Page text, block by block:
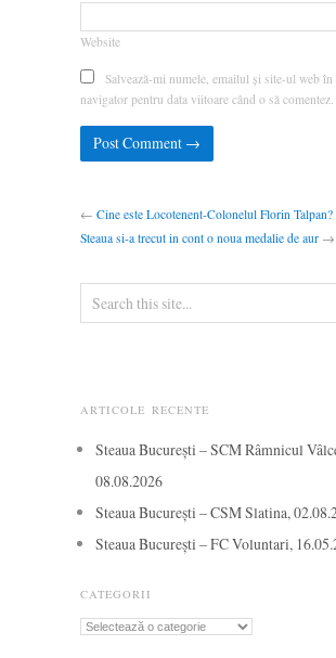
Website
Salvează-mi numele, emailul și site-ul web în
navigator pentru data viitoare când o să comentez.
← Cine este Locotenent-Colonelul Florin Talpan?
Steaua si-a trecut in cont o noua medalie de aur →
ARTICOLE RECENTE
Steaua București – SCM Râmnicul
08.08.2026
Steaua București – CSM Slatina,
Steaua București – FC Voluntari,
CATEGORII
Categorii